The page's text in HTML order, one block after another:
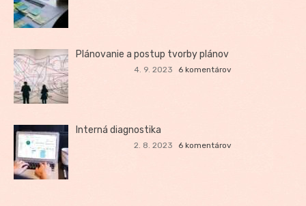
Plánovanie a postup tvorby plánov
4. 9. 2023 6 komentárov
Interná diagnostika
2. 8. 2023 6 komentárov